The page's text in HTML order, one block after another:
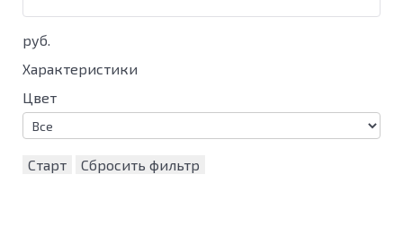
руб.
Характеристики
Цвет
Старт Сбросить фильтр